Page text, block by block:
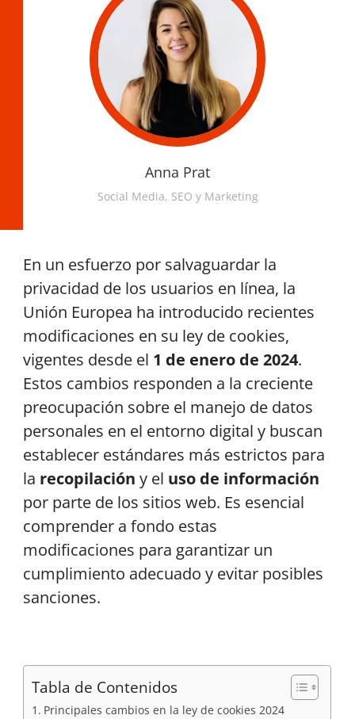
Anna Prat
Social Media, SEO y Marketing
En un esfuerzo por salvaguardar la
privacidad de los usuarios en línea, la
Unión Europea ha introducido recientes
modificaciones en su ley de cookies,
vigentes desde el 1 de enero de 2024.
Estos cambios responden a la creciente
preocupación sobre el manejo de datos
personales en el entorno digital y buscan
establecer estándares más estrictos para
la recopilación y el uso de información
por parte de los sitios web. Es esencial
comprender a fondo estas
modificaciones para garantizar un
cumplimiento adecuado y evitar posibles
sanciones.
Tabla de Contenidos
Principales cambios en la ley de cookies 2024